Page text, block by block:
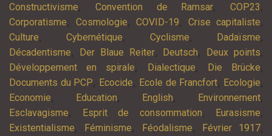
Constructivisme, Convention de Ramsar, COP23 ,
Corporatisme, Cosmologie, COVID-19, Crise capitaliste,
Culture, Cybernétique, Cyclisme, Dadaïsme,
Décadentisme, Der Blaue Reiter, Deutsch, Deux points,
Développement en spirale, Dialectique, Die Brücke,
Documents du PCP, Ecocide, Ecole de Francfort, Ecologie,
Economie, Education, English, Environnement,
Esclavagisme, Esprit de consommation, Eurasisme,
Existentialisme, Féminisme, Féodalisme, Février 1917,